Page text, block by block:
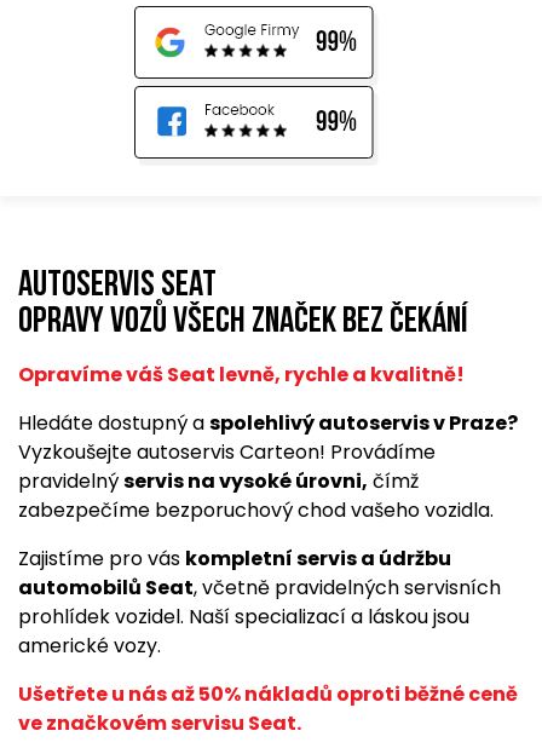
Autoservis Seat
opravy vozů všech značek bez čekání
Opravíme váš Seat levně, rychle a kvalitně!
Hledáte dostupný aspolehlivý autoservis v Praze?
Vyzkoušejte autoservis Carteon! Provádíme
pravidelnýservis na vysoké úrovni, čímž
zabezpečíme bezporuchový chod vašeho vozidla.
Zajistíme pro vás kompletní servis a údržbu
automobilů Seat, včetně pravidelných servisních
prohlídek vozidel. Naší specializací a láskou jsou
americké vozy.
Ušetřete u nás až 50% nákladů oproti běžné ceně
ve značkovém servisu Seat.